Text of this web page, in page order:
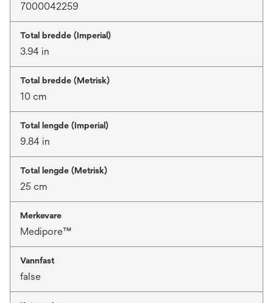
7000042259
Total bredde (Imperial)
3.94 in
Total bredde (Metrisk)
10 cm
Total lengde (Imperial)
9.84 in
Total lengde (Metrisk)
25 cm
Merkevare
Medipore™
Vannfast
false